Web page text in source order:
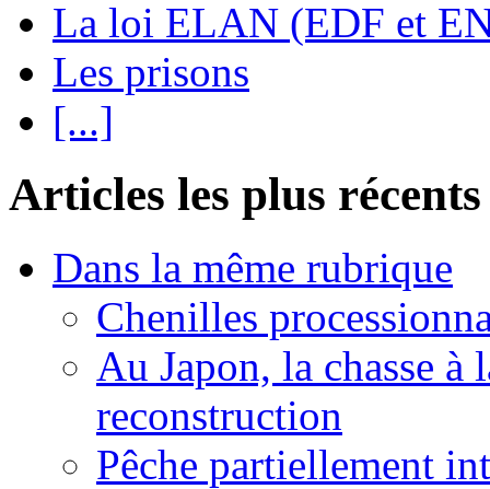
La loi ELAN (EDF et
Les prisons
[...]
Articles les plus récents
Dans la même rubrique
Chenilles
Au Japon, la chasse à
reconstruction
Pêche partiellement